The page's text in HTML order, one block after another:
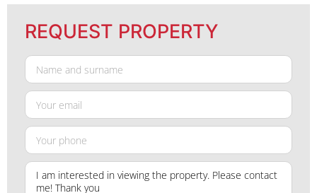
REQUEST PROPERTY